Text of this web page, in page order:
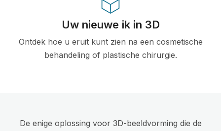
Uw nieuwe ik in 3D
Ontdek hoe u eruit kunt zien na een cosmetische
behandeling of plastische chirurgie.
De enige oplossing voor 3D-beeldvorming die de